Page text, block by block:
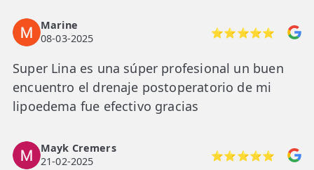
Marine
08-03-2025
⭐⭐⭐⭐⭐
Super Lina es una súper profesional un buen
encuentro el drenaje postoperatorio de mi
lipoedema fue efectivo gracias
Mayk Cremers
21-02-2025
⭐⭐⭐⭐⭐